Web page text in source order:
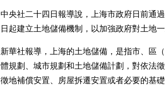
中央社二十四日報導說，上海市政府日前通
日起建立土地儲備機制，以加強政府對土地
新華社報導，上海的土地儲備，是指市、區
體規劃、城市規劃和土地儲備計劃，對依法
徵地補償安置、房屋拆遷安置或者必要的基